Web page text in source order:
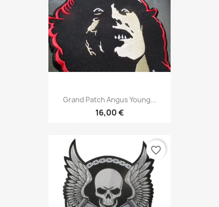
Grand Patch Angus Young...
16,00 €
favorite_border